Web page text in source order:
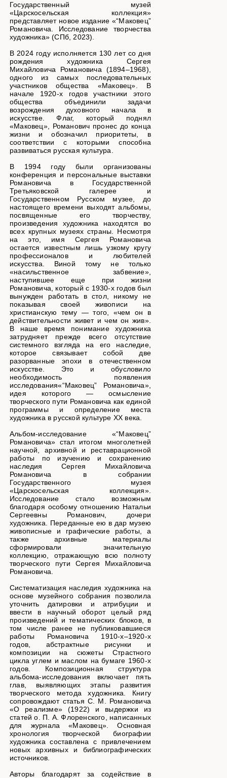
Государственный музей
«Царскосельская коллекция»
представляет новое издание «“Маковец”
Романовича. Исследование творчества
художника» (СПб, 2023).
В 2024 году исполняется 130 лет со дня
рождения художника Сергея
Михайловича Романовича (1894–1968),
одного из самых последовательных
участников общества «Маковец». В
начале 1920-х годов участники этого
общества объединили задачи
возрождения духовного начала в
искусстве. Флаг, который поднял
«Маковец», Романович пронес до конца
жизни и обозначил приоритеты, в
соответствии с которыми способна
развиваться русская культура.
В 1994 году были организованы
конференция и персональные выставки
Романовича в Государственной
Третьяковской галерее и
Государственном Русском музее, до
настоящего времени выходят альбомы,
посвященные его творчеству,
произведения художника находятся во
всех крупных музеях страны. Несмотря
на это, имя Сергея Романовича
остается известным лишь узкому кругу
профессионалов и любителей
искусства. Виной тому не только
«насильственное забвение»,
наступившее еще при жизни
Романовича, который с 1930-х годов был
вынужден работать в стол, никому не
показывая своей живописи на
христианскую тему — того, «чем он в
действительности живет и чем он жив».
В наше время понимание художника
затрудняет прежде всего отсутствие
системного взгляда на его наследие,
которое связывает собой две
разорванные эпохи в отечественном
искусстве. Это и обусловило
необходимость появления
исследования«“Маковец” Романовича»,
идея которого — осмысление
творческого пути Романовича как единой
программы и определение места
художника в русской культуре XX века.
Альбом-исследование «“Маковец”
Романовича» стал итогом многолетней
научной, архивной и реставрационной
работы по изучению и сохранению
наследия Сергея Михайловича
Романовича в собрании
Государственного музея
«Царскосельская коллекция».
Исследование стало возможным
благодаря особому отношению Натальи
Сергеевны Романович, дочери
художника. Переданные ею в дар музею
живописные и графические работы, а
также архивные материалы
сформировали значительную
коллекцию, отражающую всю полноту
творческого пути Сергея Михайловича
Романовича.
Систематизация наследия художника на
основе музейного собрания позволила
уточнить датировки и атрибуции и
ввести в научный оборот целый ряд
произведений и тематических блоков, в
том числе ранее не публиковавшиеся
работы Романовича 1910-х–1920-х
годов, абстрактные рисунки и
композиции на сюжеты Страстного
цикла углем и маслом на бумаге 1960-х
годов. Композиционная структура
альбома-исследования включает пять
глав, выявляющих этапы развития
творческого метода художника. Книгу
сопровождают статья С. М. Романовича
«О реализме» (1922) и выдержки из
статей о. П. А. Флоренского, написанных
для журнала «Маковец». Основная
хронология творческой биографии
художника составлена с привлечением
новых архивных и библиографических
источников.
Авторы благодарят за содействие в